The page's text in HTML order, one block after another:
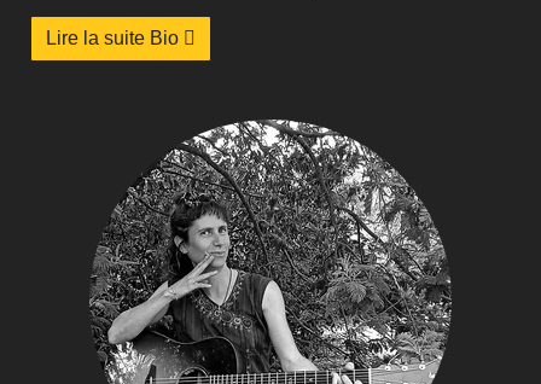
Lire la suite Bio